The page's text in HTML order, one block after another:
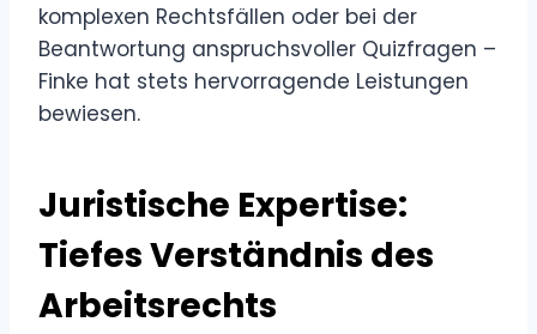
komplexen Rechtsfällen oder bei der
Beantwortung anspruchsvoller Quizfragen –
Finke hat stets hervorragende Leistungen
bewiesen.
Juristische Expertise:
Tiefes Verständnis des
Arbeitsrechts